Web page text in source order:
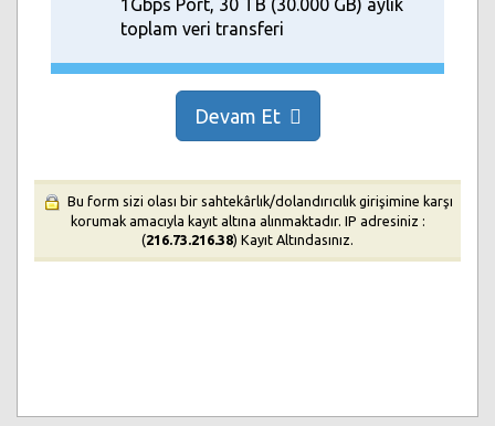
1Gbps Port, 30 TB (30.000 GB) aylık
toplam veri transferi
Devam Et
Bu form sizi olası bir sahtekârlık/dolandırıcılık girişimine karşı
korumak amacıyla kayıt altına alınmaktadır. IP adresiniz :
(216.73.216.38) Kayıt Altındasınız.